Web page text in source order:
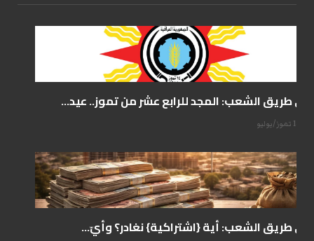
على طريق الشعب: المجد للرابع عشر من تموز.. عيد...
14 تموز/يوليو
على طريق الشعب: أية {اشتراكية} نغادر؟ وأيّ...